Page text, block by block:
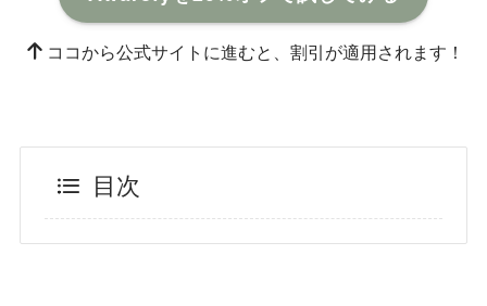
ココから公式サイトに進むと、割引が適用されます！
目次